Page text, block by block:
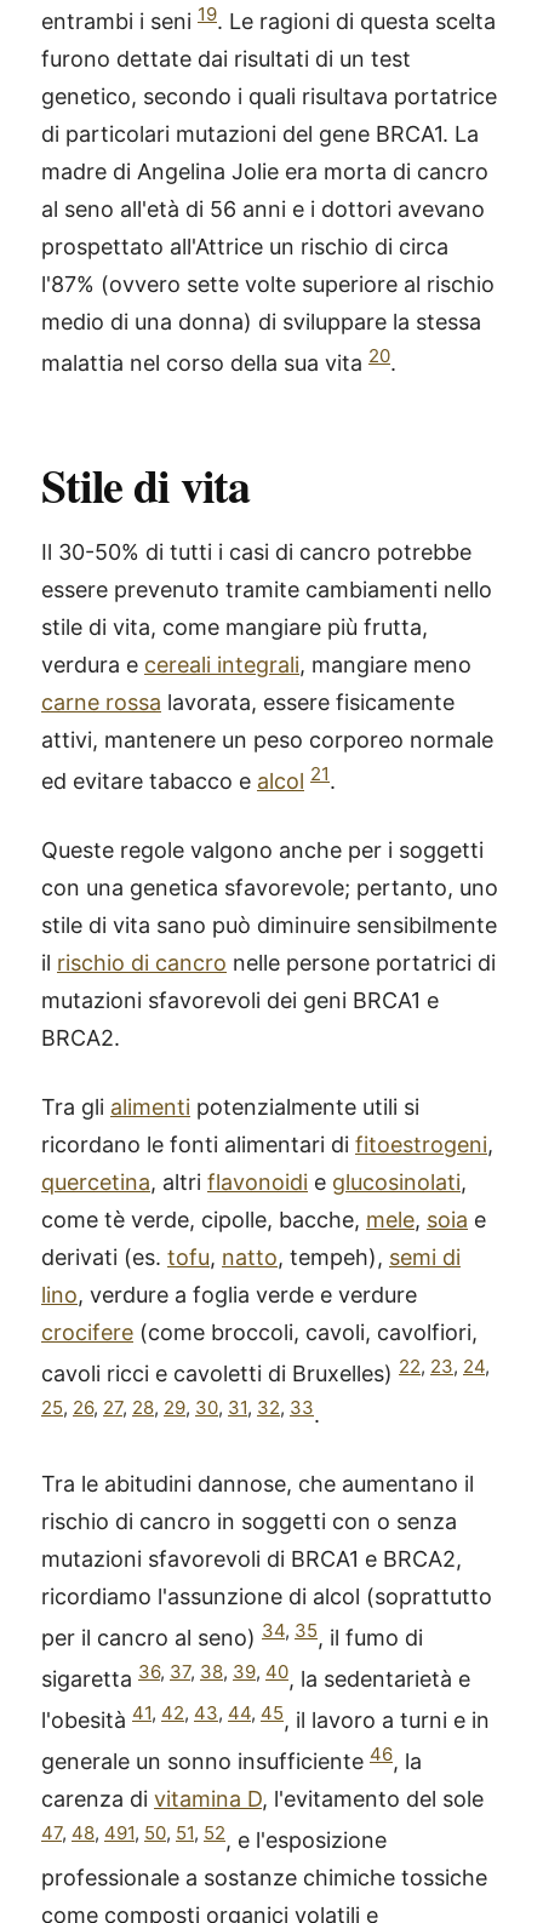
entrambi i seni 19. Le ragioni di questa scelta
furono dettate dai risultati di un test
genetico, secondo i quali risultava portatrice
di particolari mutazioni del gene BRCA1. La
madre di Angelina Jolie era morta di cancro
al seno all'età di 56 anni e i dottori avevano
prospettato all'Attrice un rischio di circa
l'87% (ovvero sette volte superiore al rischio
medio di una donna) di sviluppare la stessa
malattia nel corso della sua vita 20.
Stile di vita
Il 30-50% di tutti i casi di cancro potrebbe
essere prevenuto tramite cambiamenti nello
stile di vita, come mangiare più frutta,
verdura e cereali integrali, mangiare meno
carne rossa lavorata, essere fisicamente
attivi, mantenere un peso corporeo normale
ed evitare tabacco e alcol 21.
Queste regole valgono anche per i soggetti
con una genetica sfavorevole; pertanto, uno
stile di vita sano può diminuire sensibilmente
il rischio di cancro nelle persone portatrici di
mutazioni sfavorevoli dei geni BRCA1 e
BRCA2.
Tra gli alimenti potenzialmente utili si
ricordano le fonti alimentari di fitoestrogeni,
quercetina, altri flavonoidi e glucosinolati,
come tè verde, cipolle, bacche, mele, soia e
derivati (es. tofu, natto, tempeh), semi di
lino, verdure a foglia verde e verdure
crocifere (come broccoli, cavoli, cavolfiori,
cavoli ricci e cavoletti di Bruxelles) 22, 23, 24,
25, 26, 27, 28, 29, 30, 31, 32, 33.
Tra le abitudini dannose, che aumentano il
rischio di cancro in soggetti con o senza
mutazioni sfavorevoli di BRCA1 e BRCA2,
ricordiamo l'assunzione di alcol (soprattutto
per il cancro al seno) 34, 35, il fumo di
sigaretta 36, 37, 38, 39, 40, la sedentarietà e
l'obesità 41, 42, 43, 44, 45, il lavoro a turni e in
generale un sonno insufficiente 46, la
carenza di vitamina D, l'evitamento del sole
47, 48, 491, 50, 51, 52, e l'esposizione
professionale a sostanze chimiche tossiche
come composti organici volatili e